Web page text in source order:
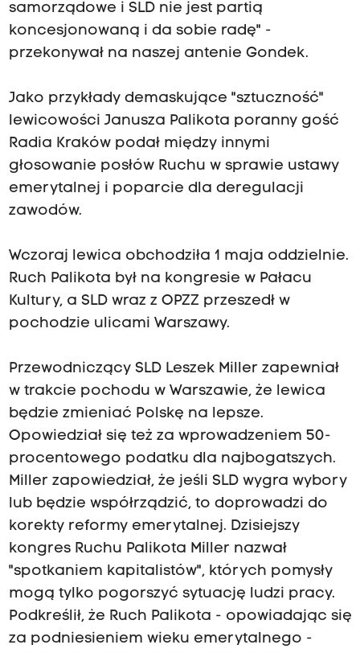
samorządowe i SLD nie jest partią
koncesjonowaną i da sobie radę" -
przekonywał na naszej antenie Gondek.
Jako przykłady demaskujące "sztuczność"
lewicowości Janusza Palikota poranny gość
Radia Kraków podał między innymi
głosowanie posłów Ruchu w sprawie ustawy
emerytalnej i poparcie dla deregulacji
zawodów.
Wczoraj lewica obchodziła 1 maja oddzielnie.
Ruch Palikota był na kongresie w Pałacu
Kultury, a SLD wraz z OPZZ przeszedł w
pochodzie ulicami Warszawy.
Przewodniczący SLD Leszek Miller zapewniał
w trakcie pochodu w Warszawie, że lewica
będzie zmieniać Polskę na lepsze.
Opowiedział się też za wprowadzeniem 50-
procentowego podatku dla najbogatszych.
Miller zapowiedział, że jeśli SLD wygra wybory
lub będzie współrządzić, to doprowadzi do
korekty reformy emerytalnej. Dzisiejszy
kongres Ruchu Palikota Miller nazwał
"spotkaniem kapitalistów", których pomysły
mogą tylko pogorszyć sytuację ludzi pracy.
Podkreślił, że Ruch Palikota - opowiadając się
za podniesieniem wieku emerytalnego -